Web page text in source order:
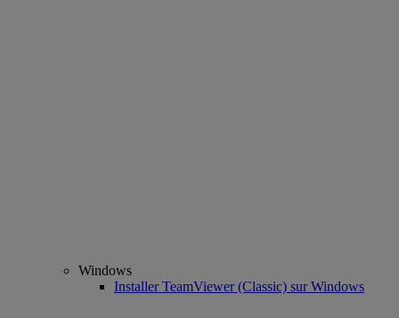
Windows
Installer TeamViewer (Classic) sur Windows